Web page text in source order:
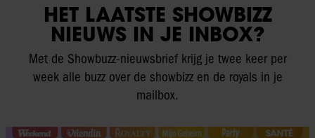
HET LAATSTE SHOWBIZZ
NIEUWS IN JE INBOX?
Met de Showbuzz-nieuwsbrief krijg je twee keer per
week alle buzz over de showbizz en de royals in je
mailbox.